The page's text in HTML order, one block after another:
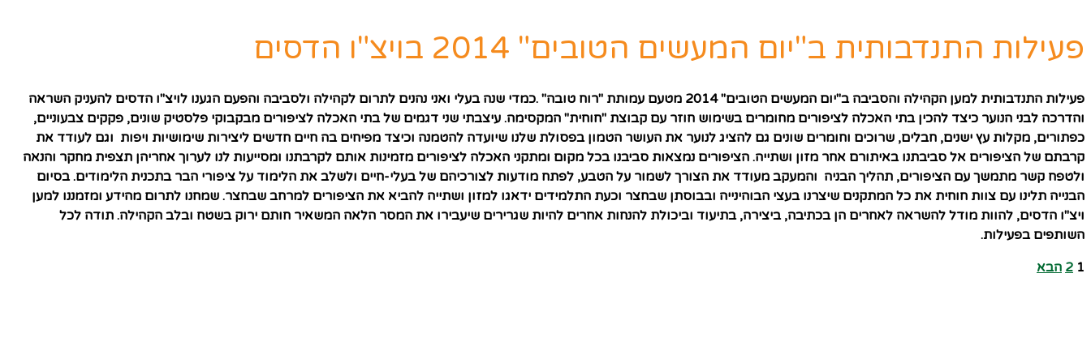
פעילות התנדבותית ב"יום המעשים הטובים" 2014 בויצ"ו הדסים
פעילות התנדבותית למען הקהילה והסביבה ב"יום המעשים הטובים" 2014 מטעם עמותת "רוח טובה" .כמדי שנה בעלי ואני נהנים לתרום לקהילה ולסביבה והפעם הגענו לויצ"ו הדסים להעניק השראה
והדרכה לבני הנוער כיצד להכין בתי האכלה לציפורים מחומרים בשימוש חוזר עם קבוצת "חוחית" המקסימה. עיצבתי שני דגמים של בתי האכלה לציפורים מבקבוקי פלסטיק שונים, פקקים צבעוניים,
כפתורים, מקלות עץ ישנים, חבלים, שרוכים וחומרים שונים גם להציג לנוער את העושר הטמון בפסולת שלנו שיועדה להטמנה וכיצד מפיחים בה חיים חדשים ליצירות שימושיות ויפות וגם לעודד את
קרבתם של הציפורים אל סביבתנו באיתורם אחר מזון ושתייה. הציפורים נמצאות סביבנו בכל מקום ומתקני האכלה לציפורים מזמינות אותם לקרבתנו ומסייעות לנו לערוך אחריהן תצפית מחקר והנאה
ולטפח קשר מתמשך עם הציפורים, תהליך הבניה והמעקב מעודד את הצורך לשמור על הטבע, לפתח מודעות לצורכיהם של בעלי-חיים ולשלב את הלימוד על ציפורי הבר בתכנית הלימודים. בסיום
הבנייה תלינו עם צוות חוחית את כל המתקנים שיצרנו בעצי הבוהינייה ובבוסתן שבחצר וכעת התלמידים ידאגו למזון ושתייה להביא את הציפורים למרחב שבחצר. שמחנו לתרום מהידע ומזמננו למען
ויצ"ו הדסים, להוות מודל להשראה לאחרים הן בכתיבה, ביצירה, בתיעוד וביכולת להנחות אחרים להיות שגרירים שיעבירו את המסר הלאה המשאיר חותם ירוק בשטח ובלב הקהילה. תודה לכל
השותפים בפעילות.
1
2 הבא